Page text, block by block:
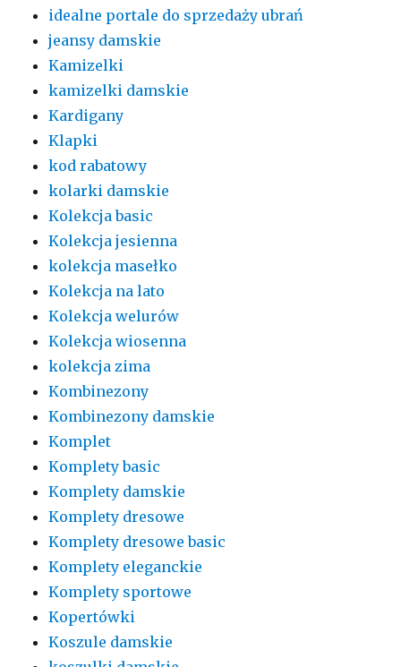
idealne portale do sprzedaży ubrań
jeansy damskie
Kamizelki
kamizelki damskie
Kardigany
Klapki
kod rabatowy
kolarki damskie
Kolekcja basic
Kolekcja jesienna
kolekcja masełko
Kolekcja na lato
Kolekcja welurów
Kolekcja wiosenna
kolekcja zima
Kombinezony
Kombinezony damskie
Komplet
Komplety basic
Komplety damskie
Komplety dresowe
Komplety dresowe basic
Komplety eleganckie
Komplety sportowe
Kopertówki
Koszule damskie